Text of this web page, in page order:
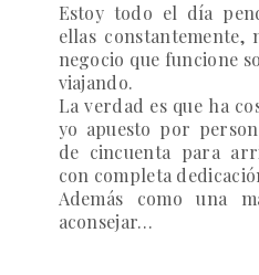
Estoy todo el día
ellas constantemente,
negocio que funcione
viajando.
La verdad es que ha
yo apuesto por
de cincuenta para
con completa
Además como una
aconsejar…